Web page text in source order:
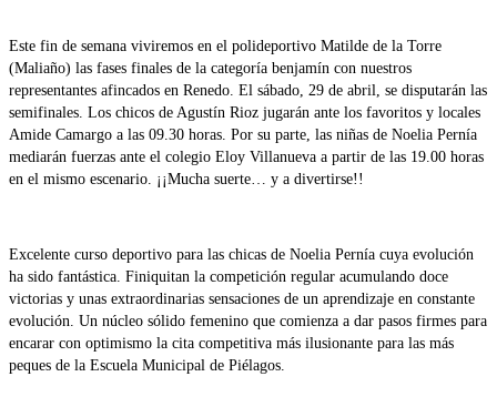
Este fin de semana viviremos en el polideportivo Matilde de la Torre
(Maliaño) las fases finales de la categoría benjamín con nuestros
representantes afincados en Renedo. El sábado, 29 de abril, se disputarán las
semifinales. Los chicos de Agustín Rioz jugarán ante los favoritos y locales
Amide Camargo a las 09.30 horas. Por su parte, las niñas de Noelia Pernía
mediarán fuerzas ante el colegio Eloy Villanueva a partir de las 19.00 horas
en el mismo escenario. ¡¡Mucha suerte… y a divertirse!!
Excelente curso deportivo para las chicas de Noelia Pernía cuya evolución
ha sido fantástica. Finiquitan la competición regular acumulando doce
victorias y unas extraordinarias sensaciones de un aprendizaje en constante
evolución. Un núcleo sólido femenino que comienza a dar pasos firmes para
encarar con optimismo la cita competitiva más ilusionante para las más
peques de la Escuela Municipal de Piélagos.